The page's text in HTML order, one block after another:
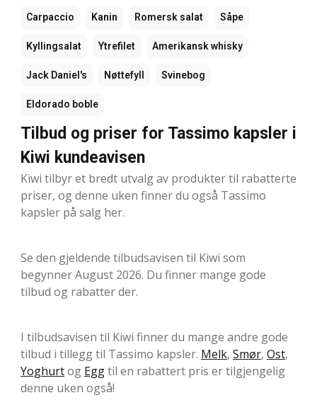
Carpaccio Kanin Romersk salat Såpe
Kyllingsalat Ytrefilet Amerikansk whisky
Jack Daniel's Nøttefyll Svinebog
Eldorado boble
Tilbud og priser for Tassimo kapsler i
Kiwi kundeavisen
Kiwi tilbyr et bredt utvalg av produkter til rabatterte
priser, og denne uken finner du også Tassimo
kapsler på salg her.
Se den gjeldende tilbudsavisen til Kiwi som
begynner August 2026. Du finner mange gode
tilbud og rabatter der.
I tilbudsavisen til Kiwi finner du mange andre gode
tilbud i tillegg til Tassimo kapsler. Melk, Smør, Ost,
Yoghurtog Eggtil en rabattert pris er tilgjengelig
denne uken også!